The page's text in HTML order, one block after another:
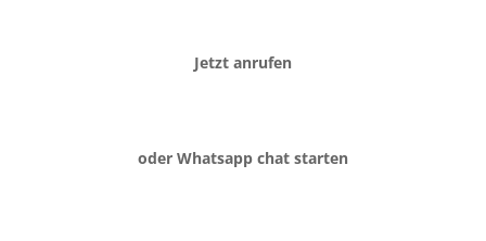
Jetzt anrufen
oder Whatsapp chat starten